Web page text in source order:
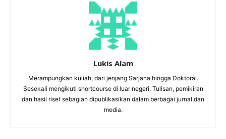
Lukis Alam
Merampungkan kuliah, dari jenjang Sarjana hingga Doktoral.
Sesekali mengikuti shortcourse di luar negeri. Tulisan, pemikiran
dan hasil riset sebagian dipublikasikan dalam berbagai jurnal dan
media.